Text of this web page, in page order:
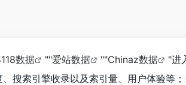
数据 ""爱站数据 ""Chinaz数据
"进
搜索引擎收录以及索引量、用户体验等